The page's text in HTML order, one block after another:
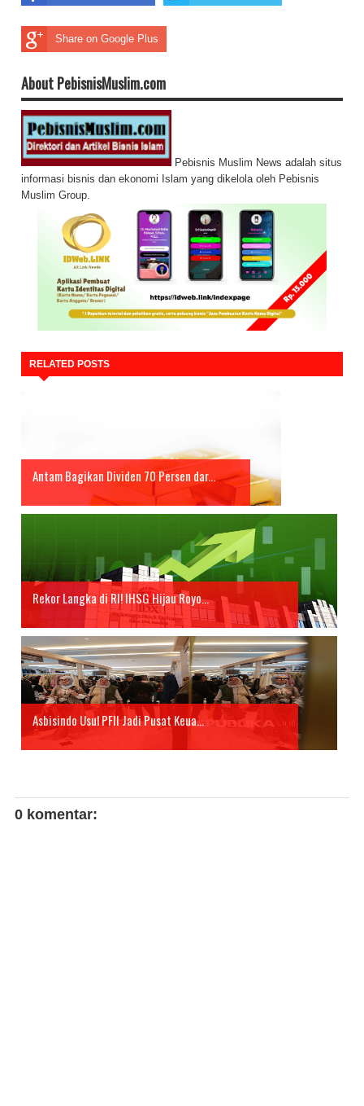
Share on Google Plus
About PebisnisMuslim.com
Pebisnis Muslim News adalah situs
informasi bisnis dan ekonomi Islam yang dikelola oleh Pebisnis
Muslim Group.
RELATED POSTS
Antam Bagikan Dividen 70 Persen dar...
Rekor Langka di RI! IHSG Hijau Royo...
Asbisindo Usul PFII Jadi Pusat Keua...
0 komentar: